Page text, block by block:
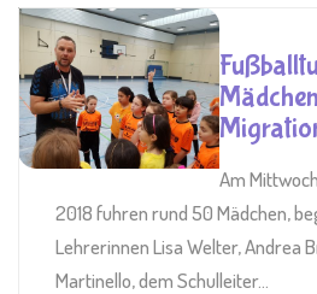
Am
2018 fuhren rund 50 Mädchen,
Lehrerinnen Lisa Welter, Andrea
Martinello, dem Schulleiter...